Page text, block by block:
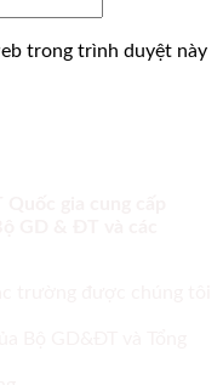
trong trình duyệt này